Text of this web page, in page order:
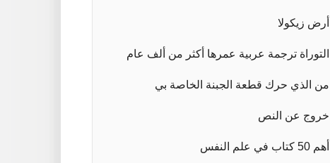
أرض زيكولا
التوراة ترجمة عربية عمرها أكثر من ألف عام
من الذي حرك قطعة الجبنة الخاصة بي
خروج عن النص
أهم 50 كتاب في علم النفس